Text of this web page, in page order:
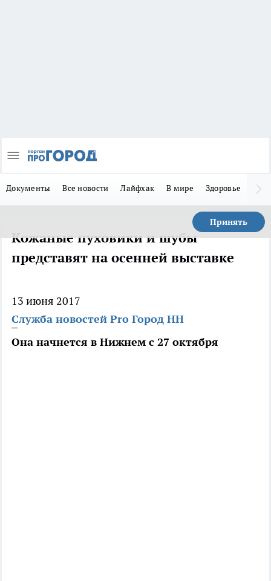
Документы Все новости Лайфхак В мире Здоровье
Принять
Кожаные пуховики и шубы
представят на осенней выставке
13 июня 2017
Служба новостей Pro Город НН
Она начнется в Нижнем с 27 октября